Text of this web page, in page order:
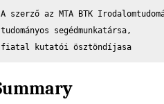
A szerző az MTA BTK
tudományos segédmunkatársa,
fiatal kutatói ösztöndíjasa